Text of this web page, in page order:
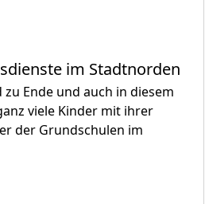
im Stadtnorden
Ende und auch in diesem
viele Kinder mit ihrer
der Grundschulen im